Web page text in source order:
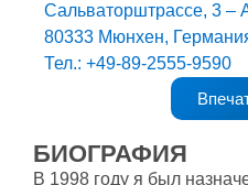
Сальваторштрассе, 3 –
80333 Мюнхен,
Тел.: +49-89-2555-9590
БИОГРАФИЯ
В 1998 году я был